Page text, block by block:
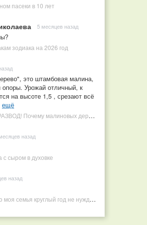
пасеки в 10 лет
5 месяцев назад
зодиака на 2026 год
это штамбовая малина,
Урожай отличный, к
на высоте 1,5 , срезают всё
ещё
Товарищи, это РАЗВОД! Почему малиновых деревьев не бывает, или Как ушлые продавцы наживаются на мечтах садоводов
назад
сыром в духовке
назад
Горжусь тем, что моя семья круглый год не нуждается в покупных витаминах